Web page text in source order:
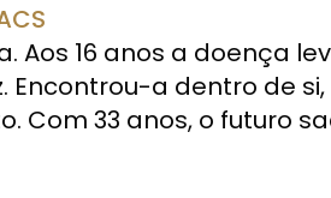
Aos 16 anos a doença
a dentro de
Com 33 anos, o futuro